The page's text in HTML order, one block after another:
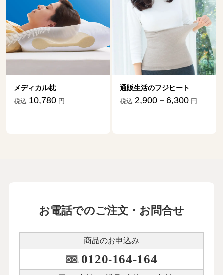
通販生活のフジヒート
税込 2,900－6,300
ダニ捕りマット「これが元
祖だ」
お電話でのご注文・お問合せ
商品のお申込み
0120-164-164